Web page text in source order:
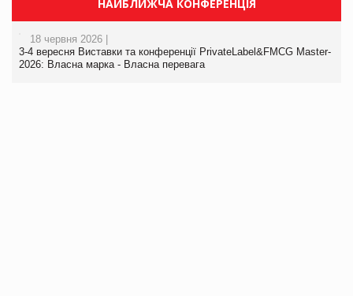
НАЙБЛИЖЧА КОНФЕРЕНЦІЯ
18 червня 2026 |
3-4 вересня Виставки та конференції PrivateLabel&FMCG Master-
2026: Власна марка - Власна перевага